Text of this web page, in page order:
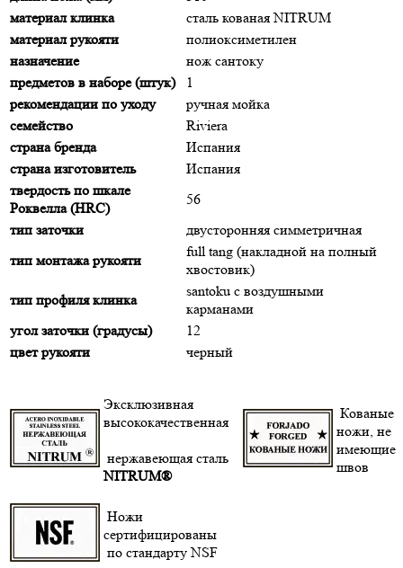
материал клинка
сталь кованая NITRUM
материал рукояти
полиоксиметилен
назначение
нож сантоку
предметов в наборе (штук)
1
рекомендации по уходу
ручная мойка
семейство
Riviera
страна бренда
Испания
страна изготовитель
Испания
твердость по шкале
Роквелла (HRC)
56
тип заточки
двусторонняя симметричная
тип монтажа рукояти
full tang (накладной на полный
хвостовик)
тип профиля клинка
santoku с воздушными
карманами
угол заточки (градусы)
12
цвет рукояти
черный
Эксклюзивная
высококачественная
нержавеющая сталь
NITRUM®
Кованые
ножи, не
имеющие
швов
Ножи
сертифицированы
по стандарту NSF